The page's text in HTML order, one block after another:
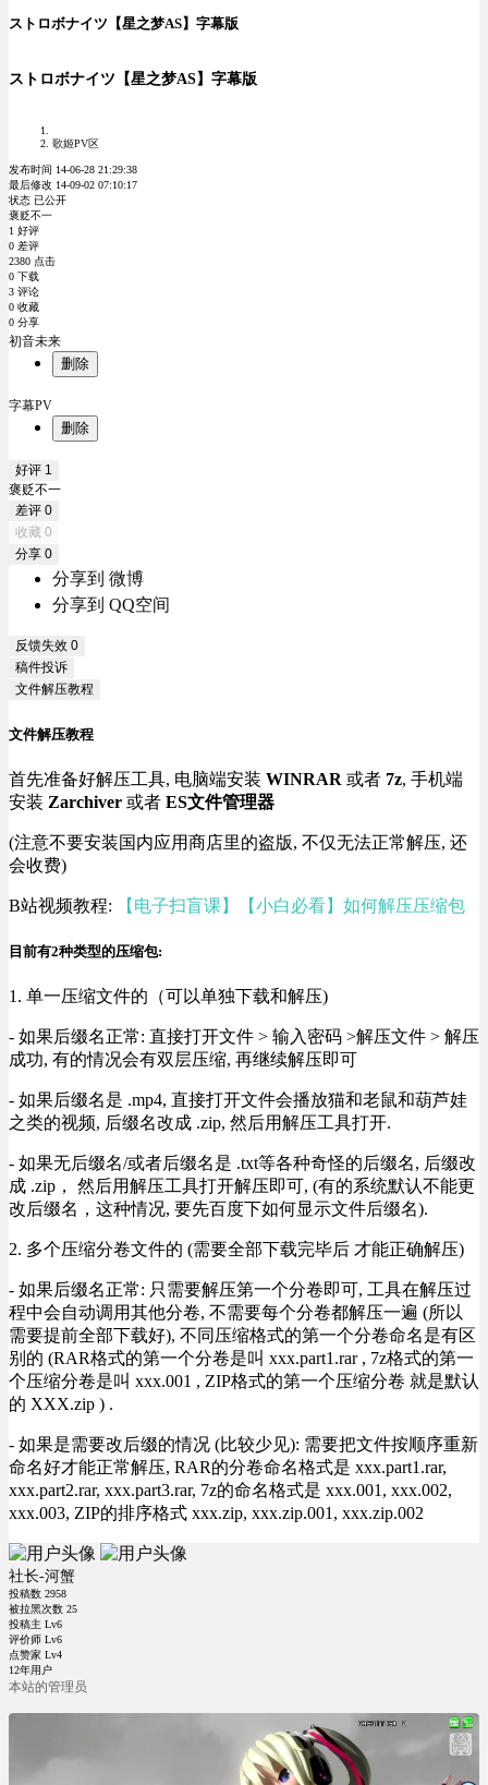
ストロボナイツ【星之梦AS】字幕版
ストロボナイツ【星之梦AS】字幕版
歌姬PV区
发布时间 14-06-28 21:29:38
最后修改 14-09-02 07:10:17
状态 已公开
褒贬不一
1 好评
0 差评
2380 点击
0 下载
3 评论
0 收藏
0 分享
初音未来
删除
字幕PV
删除
好评 1
褒贬不一
差评 0
收藏 0
分享 0
分享到 微博
分享到 QQ空间
反馈失效 0
稿件投诉
文件解压教程
文件解压教程
首先准备好解压工具, 电脑端安装 WINRAR 或者 7z, 手机端
安装 Zarchiver 或者 ES文件管理器
(注意不要安装国内应用商店里的盗版, 不仅无法正常解压, 还
会收费)
B站视频教程: 【电子扫盲课】【小白必看】如何解压压缩包
目前有2种类型的压缩包:
1. 单一压缩文件的（可以单独下载和解压)
- 如果后缀名正常: 直接打开文件 > 输入密码 >解压文件 > 解压
成功, 有的情况会有双层压缩, 再继续解压即可
- 如果后缀名是 .mp4, 直接打开文件会播放猫和老鼠和葫芦娃
之类的视频, 后缀名改成 .zip, 然后用解压工具打开.
- 如果无后缀名/或者后缀名是 .txt等各种奇怪的后缀名, 后缀改
成 .zip， 然后用解压工具打开解压即可, (有的系统默认不能更
改后缀名，这种情况, 要先百度下如何显示文件后缀名).
2. 多个压缩分卷文件的 (需要全部下载完毕后 才能正确解压)
- 如果后缀名正常: 只需要解压第一个分卷即可, 工具在解压过
程中会自动调用其他分卷, 不需要每个分卷都解压一遍 (所以
需要提前全部下载好), 不同压缩格式的第一个分卷命名是有区
别的 (RAR格式的第一个分卷是叫 xxx.part1.rar , 7z格式的第一
个压缩分卷是叫 xxx.001 , ZIP格式的第一个压缩分卷 就是默认
的 XXX.zip ) .
- 如果是需要改后缀的情况 (比较少见): 需要把文件按顺序重新
命名好才能正常解压, RAR的分卷命名格式是 xxx.part1.rar,
xxx.part2.rar, xxx.part3.rar, 7z的命名格式是 xxx.001, xxx.002,
xxx.003, ZIP的排序格式 xxx.zip, xxx.zip.001, xxx.zip.002
社长-河蟹
投稿数 2958
被拉黑次数 25
投稿主 Lv6
评价师 Lv6
点赞家 Lv4
12年用户
本站的管理员